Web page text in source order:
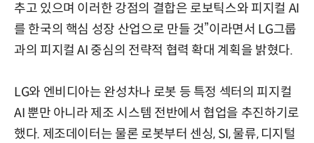
추고 있으며 이러한 강점의 결합은 로보틱스와 피지컬 AI
를 한국의 핵심 성장 산업으로 만들 것”이라면서 LG그룹
과의 피지컬 AI 중심의 전략적 협력 확대 계획을 밝혔다.
LG와 엔비디아는 완성차나 로봇 등 특정 섹터의 피지컬
AI 뿐만 아니라 제조 시스템 전반에서 협업을 추진하기로
했다. 제조데이터는 물론 로봇부터 센싱, SI, 물류, 디지털